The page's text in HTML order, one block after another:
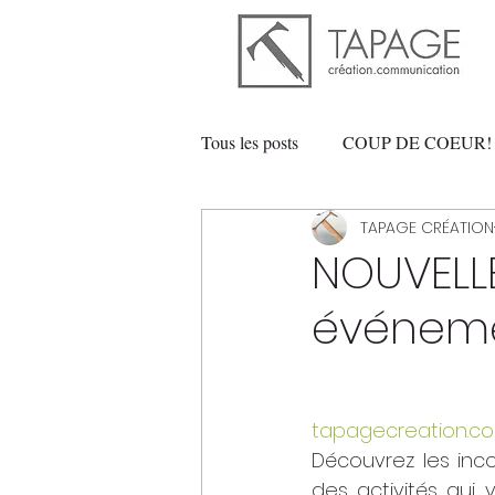
Tous les posts COUP DE COEUR!
AGROALIMENTAIRE ART
TAPAGE CRÉATION
Découvrez les